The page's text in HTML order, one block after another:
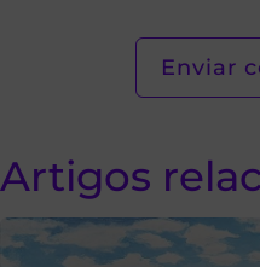
Artigos